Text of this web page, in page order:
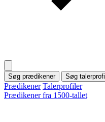
Søg prædikener Søg talerprofil
Prædikener Talerprofiler
Prædikener fra 1500-tallet